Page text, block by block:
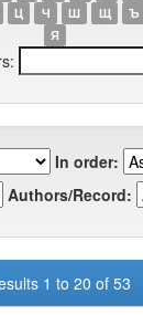
Ц Ч Ш Щ Ъ
Я
In order:
Authors/Record:
1 to 20 of 53